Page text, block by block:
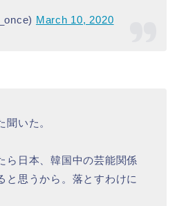
March 10, 2020
聞いた。
ら日本、韓国中の芸能関係
と思うから。落とすわけに